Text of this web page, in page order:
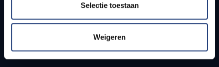
Selectie toestaan
Weigeren
PhD-studenten
Leerkrachten en secundaire scholen